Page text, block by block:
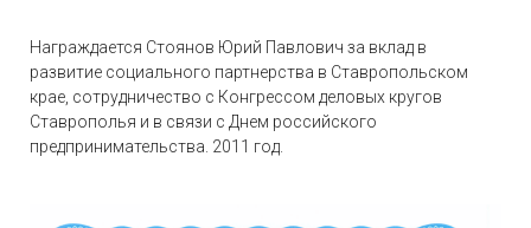
Награждается Стоянов Юрий Павлович за вклад в
развитие социального партнерства в Ставропольском
крае, сотрудничество с Конгрессом деловых кругов
Ставрополья и в связи с Днем российского
предпринимательства. 2011 год.